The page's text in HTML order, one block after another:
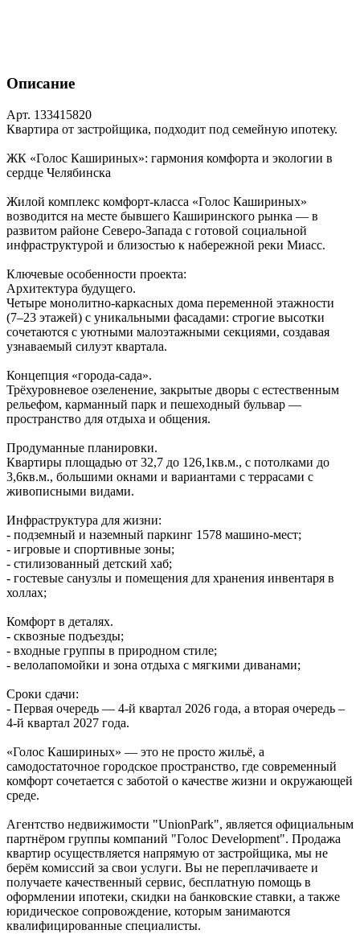
Описание
Арт. 133415820
Квартира от застройщика, подходит под семейную ипотеку.
ЖК «Голос Кашириных»: гармония комфорта и экологии в
сердце Челябинска
Жилой комплекс комфорт‑класса «Голос Кашириных»
возводится на месте бывшего Каширинского рынка — в
развитом районе Северо‑Запада с готовой социальной
инфраструктурой и близостью к набережной реки Миасс.
Ключевые особенности проекта:
Архитектура будущего.
Четыре монолитно‑каркасных дома переменной этажности
(7–23 этажей) с уникальными фасадами: строгие высотки
сочетаются с уютными малоэтажными секциями, создавая
узнаваемый силуэт квартала.
Концепция «города‑сада».
Трёхуровневое озеленение, закрытые дворы с естественным
рельефом, карманный парк и пешеходный бульвар —
пространство для отдыха и общения.
Продуманные планировки.
Квартиры площадью от 32,7 до 126,1кв.м., с потолками до
3,6кв.м., большими окнами и вариантами с террасами с
живописными видами.
Инфраструктура для жизни:
- подземный и наземный паркинг 1578 машино‑мест;
- игровые и спортивные зоны;
- стилизованный детский хаб;
- гостевые санузлы и помещения для хранения инвентаря в
холлах;
Комфорт в деталях.
- сквозные подъезды;
- входные группы в природном стиле;
- велолапомойки и зона отдыха с мягкими диванами;
Сроки сдачи:
- Первая очередь — 4‑й квартал 2026 года, а вторая очередь –
4-й квартал 2027 года.
«Голос Кашириных» — это не просто жильё, а
самодостаточное городское пространство, где современный
комфорт сочетается с заботой о качестве жизни и окружающей
среде.
Агентство недвижимости "UnionPark", является официальным
партнёром группы компаний "Голос Development". Продажа
квартир осуществляется напрямую от застройщика, мы не
берём комиссий за свои услуги. Вы не переплачиваете и
получаете качественный сервис, бесплатную помощь в
оформлении ипотеки, скидки на банковские ставки, а также
юридическое сопровождение, которым занимаются
квалифицированные специалисты.